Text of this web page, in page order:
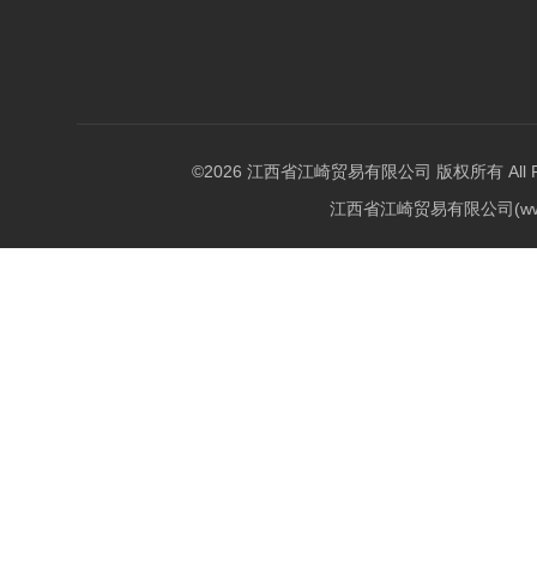
©2026 江西省江崎贸易有限公司 版权所有 All
江西省江崎贸易有限公司